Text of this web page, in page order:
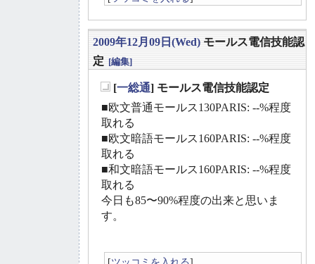
2009年12月09日(Wed) モールス電信技能認
定 [編集]
[一総通] モールス電信技能認定
■欧文普通モールス130PARIS: --%程度
取れる
■欧文暗語モールス160PARIS: --%程度
取れる
■和文暗語モールス160PARIS: --%程度
取れる
今日も85〜90%程度の出来と思いま
す。